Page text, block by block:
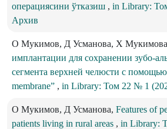
операциясини ўтказиш , in Library:
Архив
O Мукимoв, Д Усманова, Х
имплантации для сохранении зубо-
сегмента верхней челюсти с
membrane” , in Library: Том 22 № 1
О Мукимов, Д Усманова, Features of
patients living in rural areas , in Library: